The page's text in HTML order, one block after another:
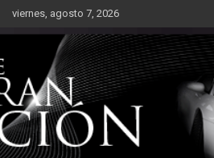
Saltarviernes, agosto 7, 2026